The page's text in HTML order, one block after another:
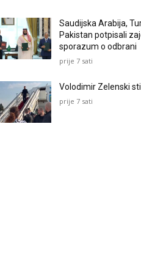
Saudijska Arabija,
Pakistan potpisali
sporazum o odbrani
prije 7 sati
Volodimir Zelenski
prije 7 sati